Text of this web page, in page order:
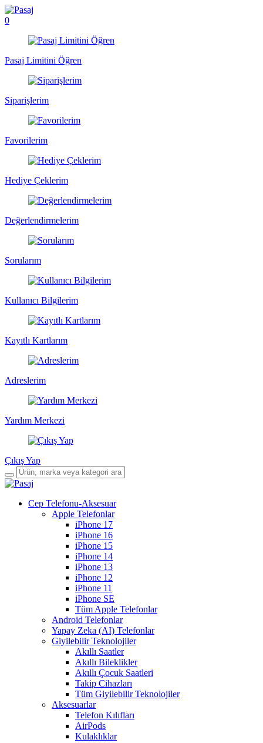
0
Pasaj Limitini Öğren
Siparişlerim
Favorilerim
Hediye Çeklerim
Değerlendirmelerim
Sorularım
Kullanıcı Bilgilerim
Kayıtlı Kartlarım
Adreslerim
Yardım Merkezi
Çıkış Yap
Cep Telefonu-Aksesuar
Apple Telefonlar
iPhone 17
iPhone 16
iPhone 15
iPhone 14
iPhone 13
iPhone 12
iPhone 11
iPhone SE
Tüm Apple Telefonlar
Android Telefonlar
Yapay Zeka (AI) Telefonlar
Giyilebilir Teknolojiler
Akıllı Saatler
Akıllı Bileklikler
Akıllı Çocuk Saatleri
Takip Cihazları
Tüm Giyilebilir Teknolojiler
Aksesuarlar
Telefon Kılıfları
AirPods
Kulaklıklar